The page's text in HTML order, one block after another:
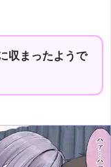
収まったようで